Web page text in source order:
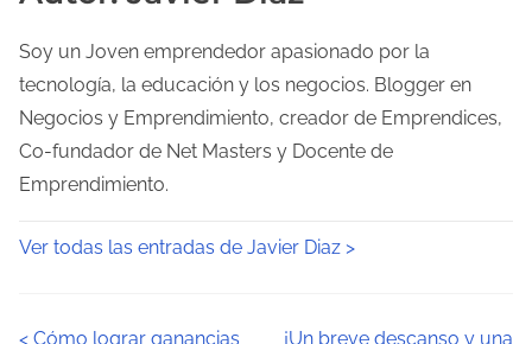
Soy un Joven emprendedor apasionado por la
tecnología, la educación y los negocios. Blogger en
Negocios y Emprendimiento, creador de Emprendices,
Co-fundador de Net Masters y Docente de
Emprendimiento.
Ver todas las entradas de Javier Diaz >
< Cómo lograr ganancias
¡Un breve descanso y una